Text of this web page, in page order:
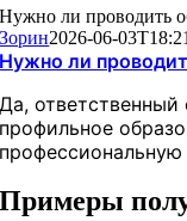
Нужно ли проводить
Зорин2026-06-
Нужно ли
Да,
профильное
профессиональную
Примеры